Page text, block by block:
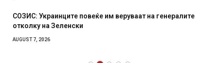
СОЗИС: Украинците повеќе им веруваат на генералите
отколку на Зеленски
AUGUST 7, 2026